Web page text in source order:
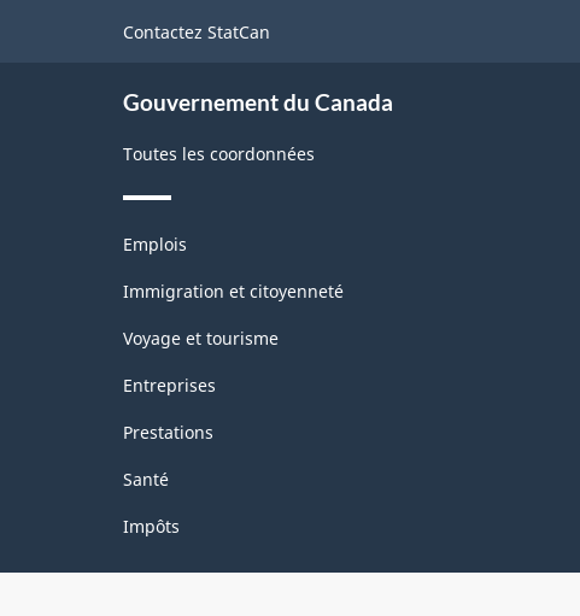
Contactez StatCan
Gouvernement du Canada
Toutes les coordonnées
Thèmes
sujets
Emplois
Immigration et citoyenneté
Voyage et tourisme
Entreprises
Prestations
Santé
Impôts